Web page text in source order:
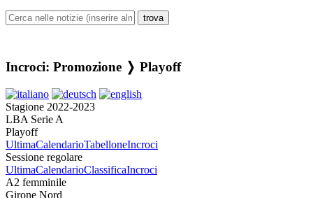
Incroci: Promozione ❭ Playoff
Stagione 2022-2023
LBA Serie A
Playoff
UltimaCalendarioTabelloneIncroci
Sessione regolare
UltimaCalendarioClassificaIncroci
A2 femminile
Girone Nord